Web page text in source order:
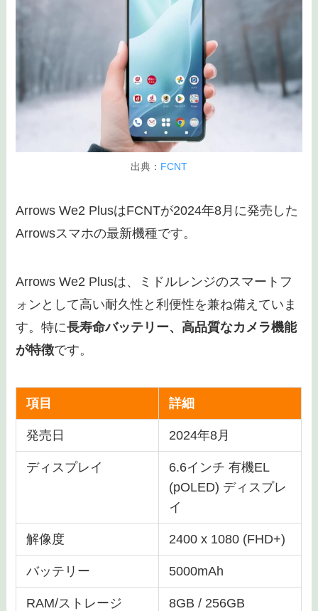
出典： FCNT
Arrows We2 PlusはFCNTが2024年8月に発売した
Arrowsスマホの最新機種です。
Arrows We2 Plusは、ミドルレンジのスマートフ
ォンとして高い耐久性と利便性を兼ね備えていま
す。特に長寿命バッテリー、高品質なカメラ機能
が特徴です。
項目 詳細
発売日 2024年8月
ディスプレイ
6.6インチ 有機EL
(pOLED) ディスプレ
イ
解像度 2400 x 1080 (FHD+)
バッテリー 5000mAh
RAM/ストレージ 8GB / 256GB